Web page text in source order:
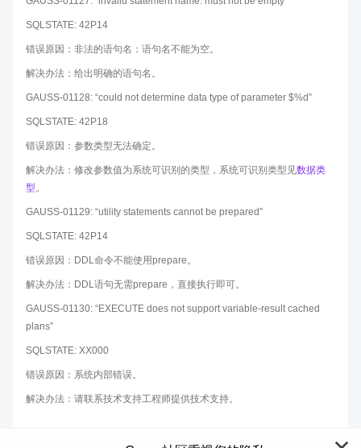
SQLSTATE: 42P14
错误原因：非法的语句名：语句名不能为空。
解决办法：给出明确的语句名。
GAUSS-01128: “could not determine data type of parameter $%d”
SQLSTATE: 42P18
错误原因：参数类型无法确定。
解决办法：修改参数值为系统可识别的类型，系统可识别类型见数据类
型。
GAUSS-01129: “utility statements cannot be prepared”
SQLSTATE: 42P14
错误原因：DDL命令不能使用prepare。
解决办法：DDL语句无需prepare，直接执行即可。
GAUSS-01130: “EXECUTE does not support variable-result cached
plans”
SQLSTATE: XX000
错误原因：系统内部错误。
解决办法：请联系技术支持工程师提供技术支持。